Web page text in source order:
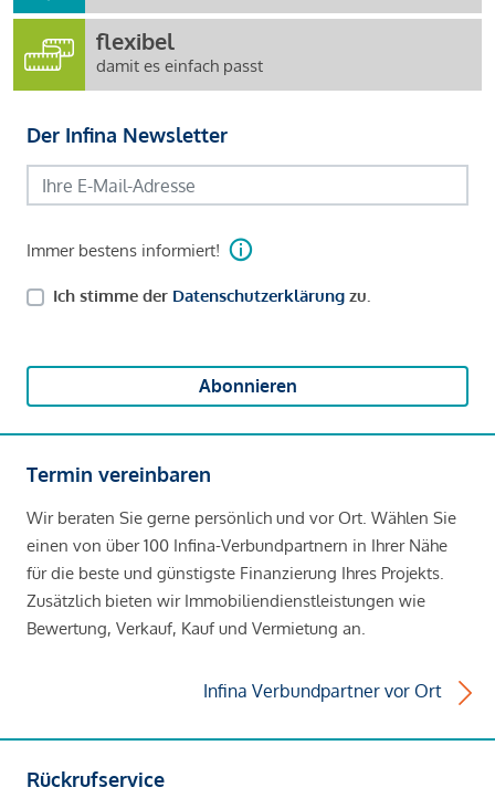
flexibel
damit es einfach passt
Der Infina Newsletter
Immer bestens informiert!
Ich stimme der Datenschutzerklärung zu.
Abonnieren
Termin vereinbaren
Wir beraten Sie gerne persönlich und vor Ort. Wählen Sie
einen von über 100 Infina-Verbundpartnern in Ihrer Nähe
für die beste und günstigste Finanzierung Ihres Projekts.
Zusätzlich bieten wir Immobiliendienstleistungen wie
Bewertung, Verkauf, Kauf und Vermietung an.
Infina Verbundpartner vor Ort
Rückrufservice